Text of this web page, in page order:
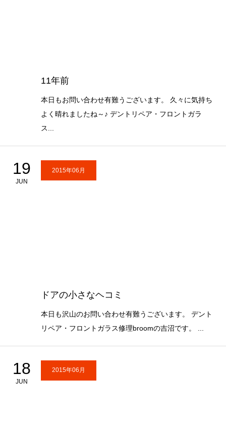
11年前
本日もお問い合わせ有難うございます。 久々に気持ち
よく晴れましたね～♪ デントリペア・フロントガラ
ス...
19
JUN
2015年06月
ドアの小さなヘコミ
本日も沢山のお問い合わせ有難うございます。 デント
リペア・フロントガラス修理broomの吉沼です。 ...
18
JUN
2015年06月